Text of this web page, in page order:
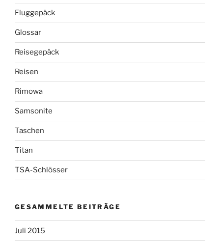
Fluggepäck
Glossar
Reisegepäck
Reisen
Rimowa
Samsonite
Taschen
Titan
TSA-Schlösser
GESAMMELTE BEITRÄGE
Juli 2015